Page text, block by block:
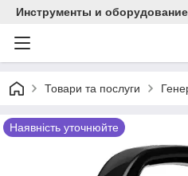
Инструменты и
Товари та послуги
Наявність уточнюйте